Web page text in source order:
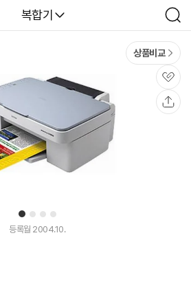
다나와
복합기
검
색
1 2 3 4
상품비교
관
심
등록월 2004.10.